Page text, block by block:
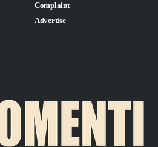
Complaint
Advertise